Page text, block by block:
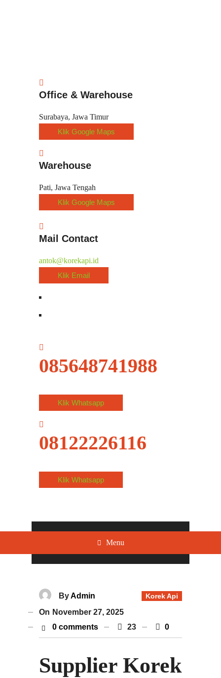
Office & Warehouse
Surabaya, Jawa Timur
Klik Google Maps
Warehouse
Pati, Jawa Tengah
Klik Google Maps
Mail Contact
antok@korekapi.id
Klik Email
085648741988
Klik Whatsapp
08122226116
Klik Whatsapp
Menu
Korek Api
ByAdmin
On November 27, 2025
0 comments
23 0
Supplier Korek